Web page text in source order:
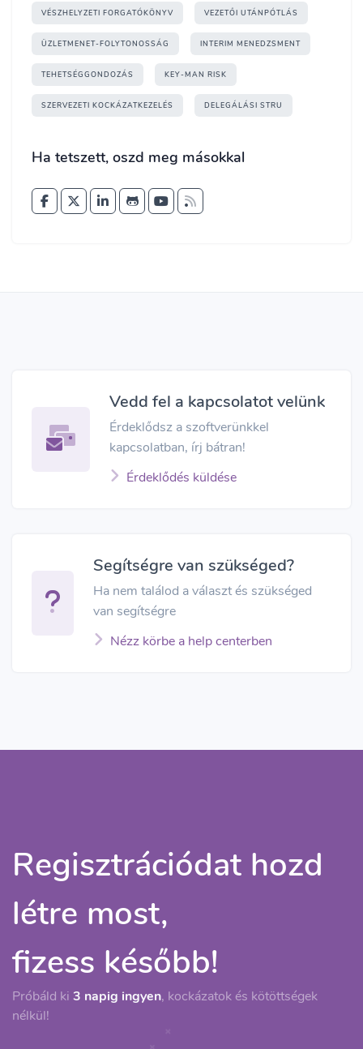
VÉSZHELYZETI FORGATÓKÖNYV VEZETŐI UTÁNPÓTLÁS
ÜZLETMENET-FOLYTONOSSÁG INTERIM MENEDZSMENT
TEHETSÉGGONDOZÁS KEY-MAN RISK
SZERVEZETI KOCKÁZATKEZELÉS DELEGÁLÁSI STRU
Ha tetszett, oszd meg másokkal
Vedd fel a kapcsolatot velünk
Érdeklődsz a szoftverünkkel
kapcsolatban, írj bátran!
Érdeklődés küldése
Segítségre van szükséged?
Ha nem találod a választ és szükséged
van segítségre
Nézz körbe a help centerben
Regisztrációdat hozd
létre most,
fizess később!
Próbáld ki 3 napig ingyen, kockázatok és kötöttségek
nélkül!